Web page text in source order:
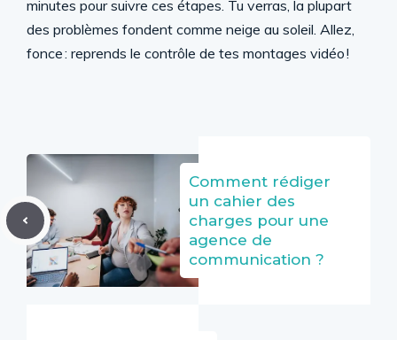
minutes pour suivre ces étapes. Tu verras, la plupart
des problèmes fondent comme neige au soleil. Allez,
fonce : reprends le contrôle de tes montages vidéo !
Comment rédiger
un cahier des
charges pour une
agence de
communication ?